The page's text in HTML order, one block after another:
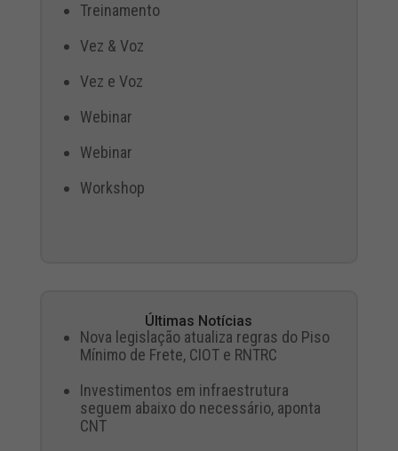
Treinamento
Vez & Voz
Vez e Voz
Webinar
Webinar
Workshop
Últimas Notícias
Nova legislação atualiza regras do Piso
Mínimo de Frete, CIOT e RNTRC
Investimentos em infraestrutura
seguem abaixo do necessário, aponta
CNT